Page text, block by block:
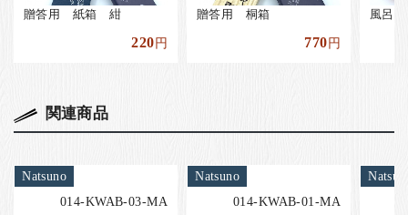
贈答用 紙箱 紺
220円
贈答用 桐箱
770円
風呂
関連商品
Natsuno
014-KWAB-03-MA
Natsuno
014-KWAB-01-MA